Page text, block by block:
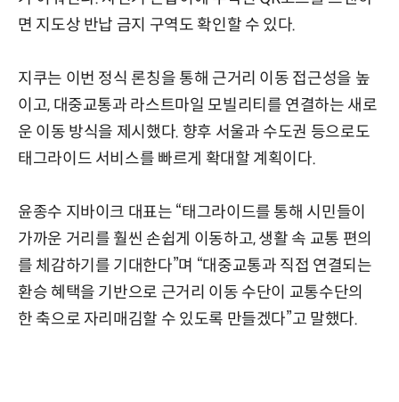
면 지도상 반납 금지 구역도 확인할 수 있다.
지쿠는 이번 정식 론칭을 통해 근거리 이동 접근성을 높
이고, 대중교통과 라스트마일 모빌리티를 연결하는 새로
운 이동 방식을 제시했다. 향후 서울과 수도권 등으로도
태그라이드 서비스를 빠르게 확대할 계획이다.
윤종수 지바이크 대표는 “태그라이드를 통해 시민들이
가까운 거리를 훨씬 손쉽게 이동하고, 생활 속 교통 편의
를 체감하기를 기대한다”며 “대중교통과 직접 연결되는
환승 혜택을 기반으로 근거리 이동 수단이 교통수단의
한 축으로 자리매김할 수 있도록 만들겠다”고 말했다.